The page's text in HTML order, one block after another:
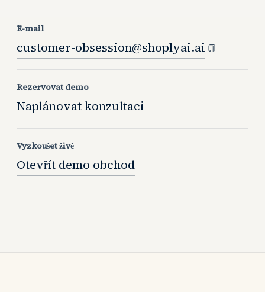
E-mail
customer-obsession@shoplyai.ai
Rezervovat demo
Naplánovat konzultaci
Vyzkoušet živě
Otevřít demo obchod